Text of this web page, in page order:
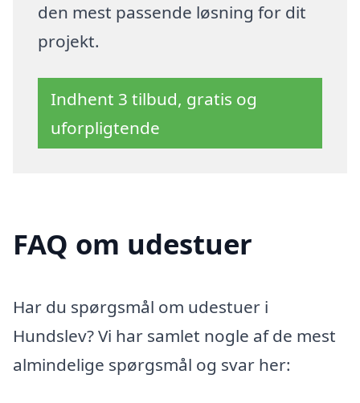
den mest passende løsning for dit
projekt.
Indhent 3 tilbud, gratis og
uforpligtende
FAQ om udestuer
Har du spørgsmål om udestuer i
Hundslev? Vi har samlet nogle af de mest
almindelige spørgsmål og svar her: